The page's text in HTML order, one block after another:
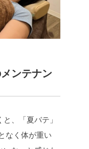
ンテナン
、「夏バテ」
なく体が重い